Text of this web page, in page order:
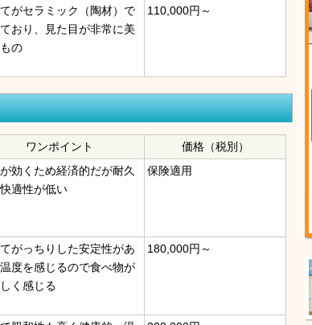
がセラミック（陶材）で
おり、見た目が非常に美
の
110,000円～
ワンポイント
価格（税別）
効くため経済的だが耐久
適性が低い
保険適用
がっちりした安定性があ
度を感じるので食べ物が
く感じる
180,000円～